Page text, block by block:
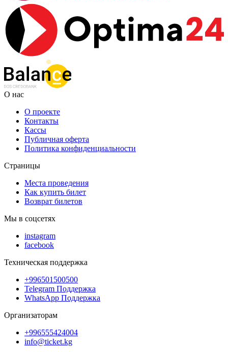
О нас
О проекте
Контакты
Кассы
Публичная оферта
Политика конфиденциальности
Страницы
Места проведения
Как купить билет
Возврат билетов
Мы в соцсетях
instagram
facebook
Техническая поддержка
+996501500500
Telegram Поддержка
WhatsApp Поддержка
Организаторам
+996555424004
info@ticket.kg